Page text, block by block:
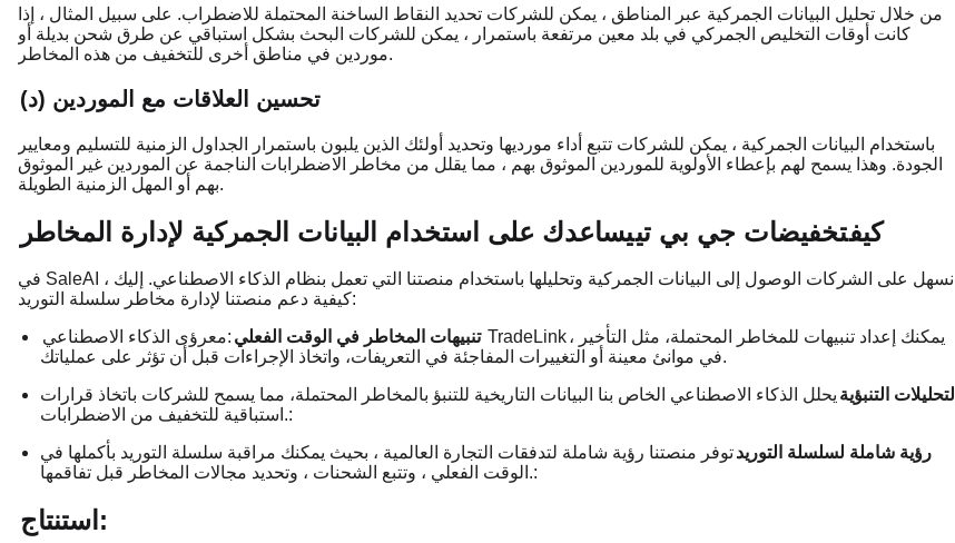
من خلال تحليل البيانات الجمركية عبر المناطق ، يمكن للشركات تحديد النقاط الساخنة المحتملة للاضطراب. على سبيل المثال ، إذا
كانت أوقات التخليص الجمركي في بلد معين مرتفعة باستمرار ، يمكن للشركات البحث بشكل استباقي عن طرق شحن بديلة أو
موردين في مناطق أخرى للتخفيف من هذه المخاطر.
(د) تحسين العلاقات مع الموردين
باستخدام البيانات الجمركية ، يمكن للشركات تتبع أداء مورديها وتحديد أولئك الذين يلبون باستمرار الجداول الزمنية للتسليم ومعايير
الجودة. وهذا يسمح لهم بإعطاء الأولوية للموردين الموثوق بهم ، مما يقلل من مخاطر الاضطرابات الناجمة عن الموردين غير الموثوق
بهم أو المهل الزمنية الطويلة.
كيفتخفيضات جي بي تييساعدك على استخدام البيانات الجمركية لإدارة المخاطر
في SaleAI ، نسهل على الشركات الوصول إلى البيانات الجمركية وتحليلها باستخدام منصتنا التي تعمل بنظام الذكاء الاصطناعي. إليك
كيفية دعم منصتنا لإدارة مخاطر سلسلة التوريد:
تنبيهات المخاطر في الوقت الفعلي :مع رؤى الذكاء الاصطناعي TradeLink، يمكنك إعداد تنبيهات للمخاطر المحتملة، مثل التأخير
في موانئ معينة أو التغييرات المفاجئة في التعريفات، واتخاذ الإجراءات قبل أن تؤثر على عملياتك.
التحليلات التنبؤية يحلل الذكاء الاصطناعي الخاص بنا البيانات التاريخية للتنبؤ بالمخاطر المحتملة، مما يسمح للشركات باتخاذ قرارات
استباقية للتخفيف من الاضطرابات.:
رؤية شاملة لسلسلة التوريدتوفر منصتنا رؤية شاملة لتدفقات التجارة العالمية ، بحيث يمكنك مراقبة سلسلة التوريد بأكملها في
الوقت الفعلي ، وتتبع الشحنات ، وتحديد مجالات المخاطر قبل تفاقمها.:
استنتاج: